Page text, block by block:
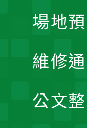
場地
維修
公文